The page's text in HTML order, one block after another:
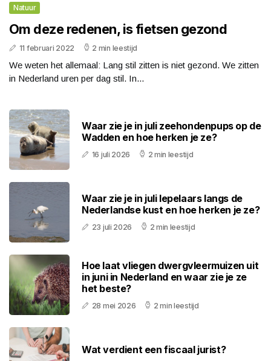
Natuur
Om deze redenen, is fietsen gezond
11 februari 2022 2 min leestijd
We weten het allemaal: Lang stil zitten is niet gezond. We zitten
in Nederland uren per dag stil. In...
Waar zie je in juli zeehondenpups op de
Wadden en hoe herken je ze?
16 juli 2026 2 min leestijd
Waar zie je in juli lepelaars langs de
Nederlandse kust en hoe herken je ze?
23 juli 2026 2 min leestijd
Hoe laat vliegen dwergvleermuizen uit
in juni in Nederland en waar zie je ze
het beste?
28 mei 2026 2 min leestijd
Wat verdient een fiscaal jurist?